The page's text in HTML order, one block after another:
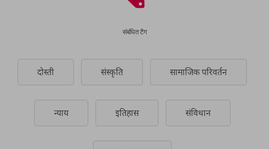
संबंधित टैग
दोस्ती संस्कृति सामाजिक परिवर्तन
न्याय इतिहास संविधान